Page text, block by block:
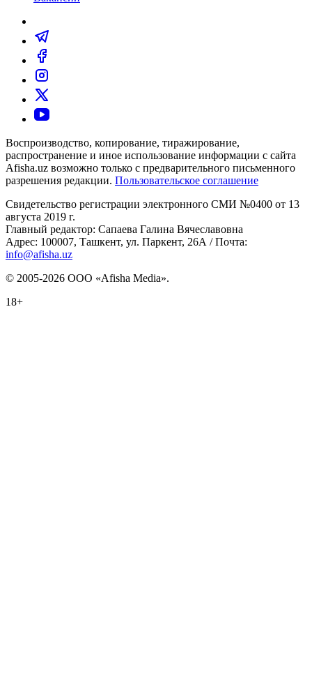
Воспроизводство, копирование, тиражирование,
распространение и иное использование информации с сайта
Afisha.uz возможно только с предварительного письменного
разрешения редакции. Пользовательское соглашение
Свидетельство регистрации электронного СМИ №0400 от 13
августа 2019 г.
Главный редактор: Сапаева Галина Вячеславовна
Адрес: 100007, Ташкент, ул. Паркент, 26А / Почта:
info@afisha.uz
© 2005-2026 ООО «Afisha Media».
18+